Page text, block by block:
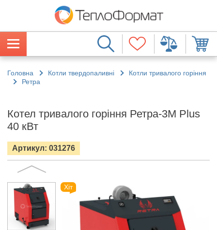
Головна Котли твердопаливні
Котли тривалого горіння
Ретра
Котел тривалого горіння Ретра-3М Plus
40 кВт
Артикул: 031276
Хіт